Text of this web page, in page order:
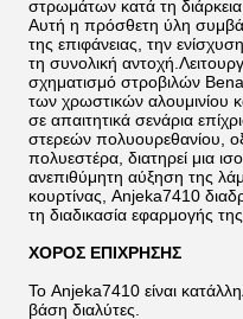
στρωμάτων κατά τη
Αυτή η πρόσθετη ύλη
της επιφάνειας, την
τη συνολική
σχηματισμό στροβιλών
των χρωστικών αλουμινίου
σε απαιτητικά σενάρια
στερεών πολυουρεθανίου,
πολυεστέρα, διατηρεί μια
ανεπιθύμητη αύξηση της
κουρτίνας, Anjeka7410
τη διαδικασία εφαρμογής της
ΧΟΡΟΣ ΕΠΙΧΡΗΣΗΣ
Το Anjeka7410 είναι
βάση διαλύτες.